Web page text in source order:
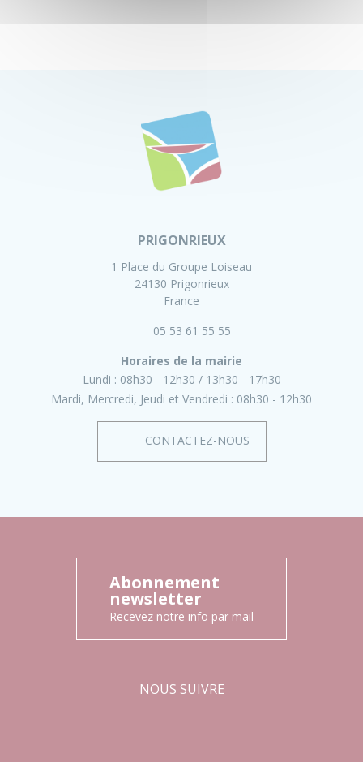
PRIGONRIEUX
1 Place du Groupe Loiseau
24130 Prigonrieux
France
05 53 61 55 55
Horaires de la mairie
Lundi : 08h30 - 12h30
13h30 - 17h30
Mardi, Mercredi, Jeudi et Vendredi : 08h30 - 12h30
CONTACTEZ-NOUS
Abonnement
newsletter
Recevez notre info par mail
NOUS SUIVRE